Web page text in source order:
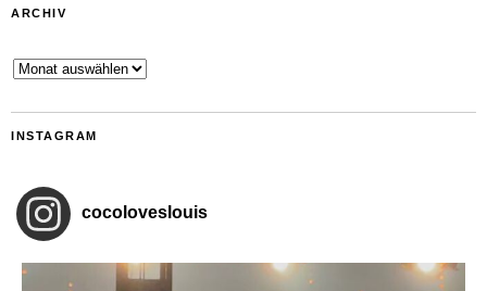
ARCHIV
Archiv
INSTAGRAM
cocoloveslouis